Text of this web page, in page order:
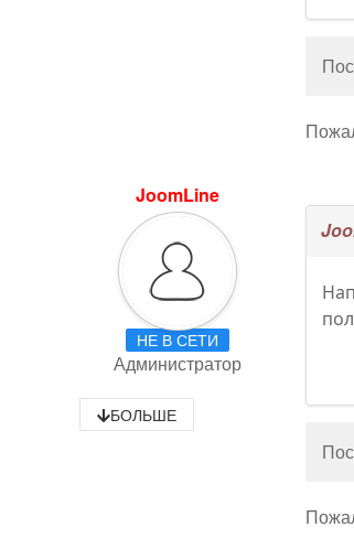
JoomLine
НЕ В СЕТИ
Администратор
БОЛЬШЕ